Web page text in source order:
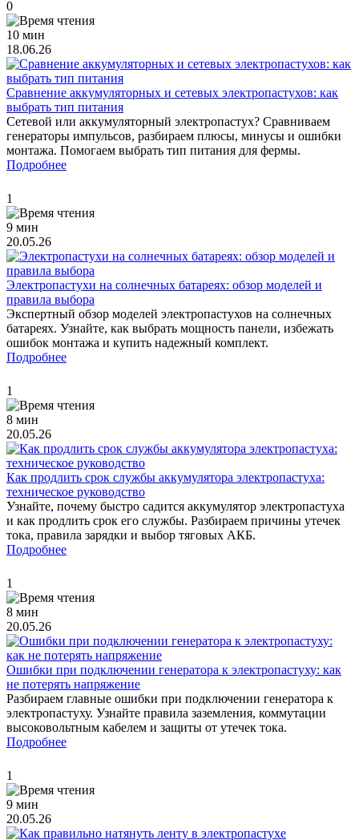
0
10 мин
18.06.26
Сравнение аккумуляторных и сетевых электропастухов: как
выбрать тип питания
Сетевой или аккумуляторный электропастух? Сравниваем
генераторы импульсов, разбираем плюсы, минусы и ошибки
монтажа. Помогаем выбрать тип питания для фермы.
Подробнее
1
9 мин
20.05.26
Электропастухи на солнечных батареях: обзор моделей и
правила выбора
Экспертный обзор моделей электропастухов на солнечных
батареях. Узнайте, как выбрать мощность панели, избежать
ошибок монтажа и купить надежный комплект.
Подробнее
1
8 мин
20.05.26
Как продлить срок службы аккумулятора электропастуха:
техническое руководство
Узнайте, почему быстро садится аккумулятор электропастуха
и как продлить срок его службы. Разбираем причины утечек
тока, правила зарядки и выбор тяговых АКБ.
Подробнее
1
8 мин
20.05.26
Ошибки при подключении генератора к электропастуху: как
не потерять напряжение
Разбираем главные ошибки при подключении генератора к
электропастуху. Узнайте правила заземления, коммутации
высоковольтным кабелем и защиты от утечек тока.
Подробнее
1
9 мин
20.05.26